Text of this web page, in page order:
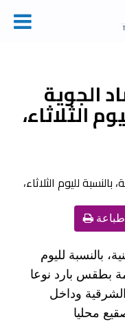
الجوية
الثلاثاء،
طباعة
بالنسبة لليوم
بطقس بارد نوعا
وداخل
محليا